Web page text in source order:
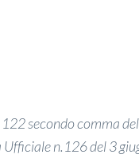
secondo comma
n.126 del 3